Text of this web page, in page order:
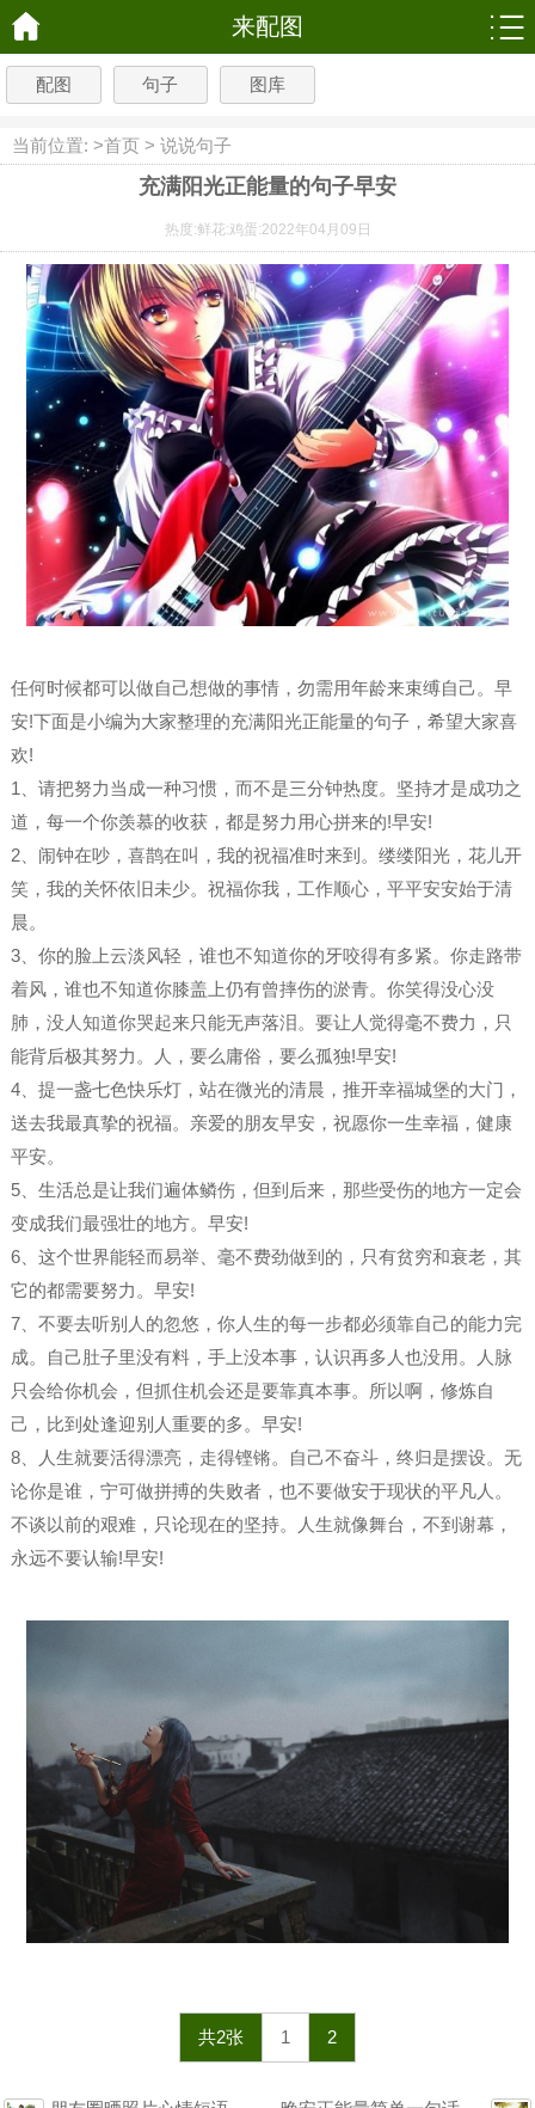
来配图
配图 句子 图库
当前位置: >首页 > 说说句子
充满阳光正能量的句子早安
热度:鲜花:鸡蛋:2022年04月09日
任何时候都可以做自己想做的事情，勿需用年龄来束缚自己。早
安!下面是小编为大家整理的充满阳光正能量的句子，希望大家喜
欢!
1、请把努力当成一种习惯，而不是三分钟热度。坚持才是成功之
道，每一个你羡慕的收获，都是努力用心拼来的!早安!
2、闹钟在吵，喜鹊在叫，我的祝福准时来到。缕缕阳光，花儿开
笑，我的关怀依旧未少。祝福你我，工作顺心，平平安安始于清
晨。
3、你的脸上云淡风轻，谁也不知道你的牙咬得有多紧。你走路带
着风，谁也不知道你膝盖上仍有曾摔伤的淤青。你笑得没心没
肺，没人知道你哭起来只能无声落泪。要让人觉得毫不费力，只
能背后极其努力。人，要么庸俗，要么孤独!早安!
4、提一盏七色快乐灯，站在微光的清晨，推开幸福城堡的大门，
送去我最真挚的祝福。亲爱的朋友早安，祝愿你一生幸福，健康
平安。
5、生活总是让我们遍体鳞伤，但到后来，那些受伤的地方一定会
变成我们最强壮的地方。早安!
6、这个世界能轻而易举、毫不费劲做到的，只有贫穷和衰老，其
它的都需要努力。早安!
7、不要去听别人的忽悠，你人生的每一步都必须靠自己的能力完
成。自己肚子里没有料，手上没本事，认识再多人也没用。人脉
只会给你机会，但抓住机会还是要靠真本事。所以啊，修炼自
己，比到处逢迎别人重要的多。早安!
8、人生就要活得漂亮，走得铿锵。自己不奋斗，终归是摆设。无
论你是谁，宁可做拼搏的失败者，也不要做安于现状的平凡人。
不谈以前的艰难，只论现在的坚持。人生就像舞台，不到谢幕，
永远不要认输!早安!
共2张 1 2